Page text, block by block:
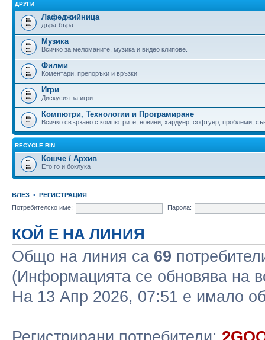
ДРУГИ
Лафеджийница
дъра-бъра
Музика
Всичко за меломаните, музика и видео клипове.
Филми
Коментари, препоръки и връзки
Игри
Дискусия за игри
Компютри, Технологии и Програмиране
Всичко свързано с компютрите, новини, хардуер, софтуер, проблеми,
RECYCLE BIN
Кошче / Архив
Ето го и боклука
ВЛЕЗ • РЕГИСТРАЦИЯ
Потребителско име:
Парола:
КОЙ Е НА ЛИНИЯ
Общо на линия са 69
(Информацията се обновява на
На 13 Апр 2026, 07:51 е имало